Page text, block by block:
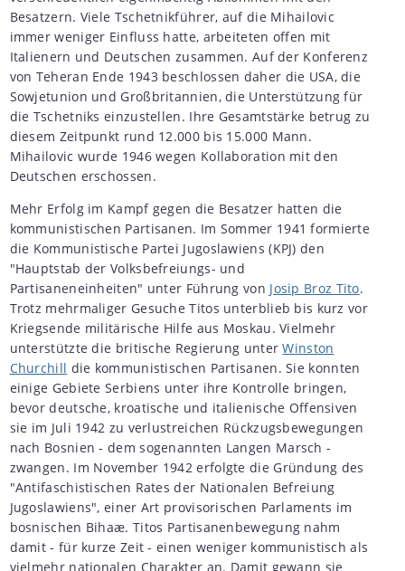
Besatzern. Viele Tschetnikführer, auf die Mihailovic
immer weniger Einfluss hatte, arbeiteten offen mit
Italienern und Deutschen zusammen. Auf der Konferenz
von Teheran Ende 1943 beschlossen daher die USA, die
Sowjetunion und Großbritannien, die Unterstützung für
die Tschetniks einzustellen. Ihre Gesamtstärke betrug zu
diesem Zeitpunkt rund 12.000 bis 15.000 Mann.
Mihailovic wurde 1946 wegen Kollaboration mit den
Deutschen erschossen.
Mehr Erfolg im Kampf gegen die Besatzer hatten die
kommunistischen Partisanen. Im Sommer 1941 formierte
die Kommunistische Partei Jugoslawiens (KPJ) den
"Hauptstab der Volksbefreiungs- und
Partisaneneinheiten" unter Führung von Josip Broz Tito.
Trotz mehrmaliger Gesuche Titos unterblieb bis kurz vor
Kriegsende militärische Hilfe aus Moskau. Vielmehr
unterstützte die britische Regierung unterWinston
Churchill die kommunistischen Partisanen. Sie konnten
einige Gebiete Serbiens unter ihre Kontrolle bringen,
bevor deutsche, kroatische und italienische Offensiven
sie im Juli 1942 zu verlustreichen Rückzugsbewegungen
nach Bosnien - dem sogenannten Langen Marsch -
zwangen. Im November 1942 erfolgte die Gründung des
"Antifaschistischen Rates der Nationalen Befreiung
Jugoslawiens", einer Art provisorischen Parlaments im
bosnischen Bihaæ. Titos Partisanenbewegung nahm
damit - für kurze Zeit - einen weniger kommunistisch als
vielmehr nationalen Charakter an. Damit gewann sie